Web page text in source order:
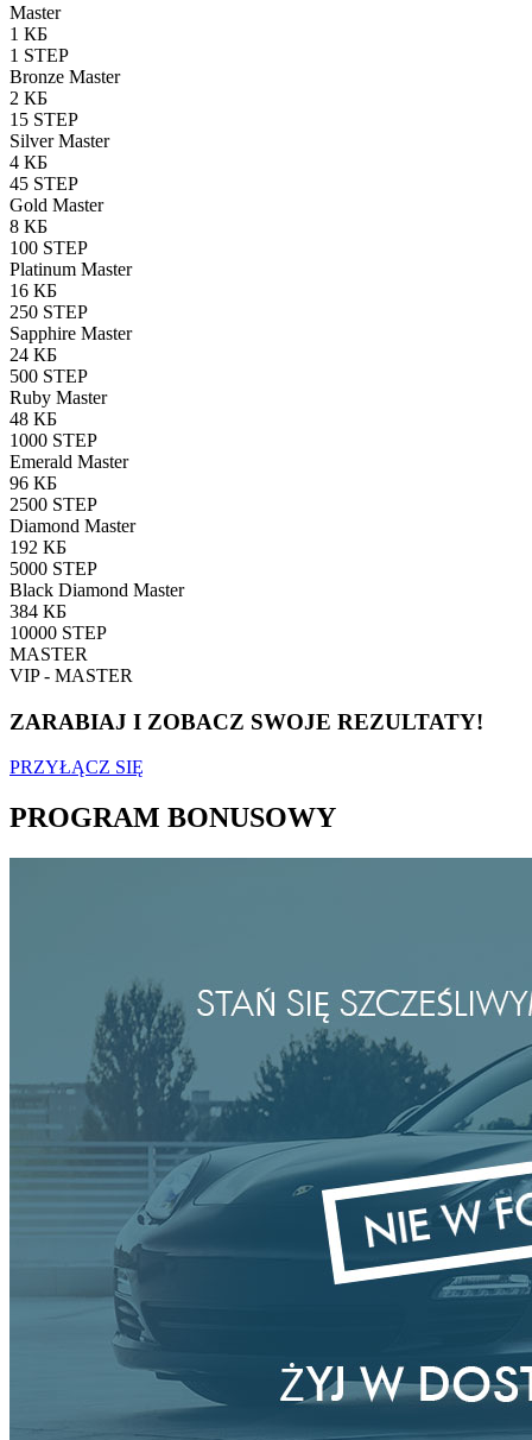
Master
1 КБ
1 STEP
Bronze Master
2 КБ
15 STEP
Silver Master
4 КБ
45 STEP
Gold Master
8 КБ
100 STEP
Platinum Master
16 КБ
250 STEP
Sapphire Master
24 КБ
500 STEP
Ruby Master
48 КБ
1000 STEP
Emerald Master
96 КБ
2500 STEP
Diamond Master
192 КБ
5000 STEP
Black Diamond Master
384 КБ
10000 STEP
MASTER
VIP - MASTER
ZARABIAJ I ZOBACZ SWOJE REZULTATY!
PRZYŁĄCZ SIĘ
PROGRAM BONUSOWY